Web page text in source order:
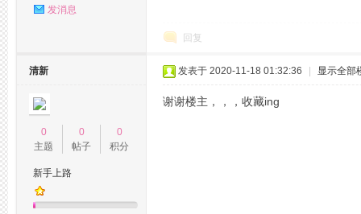
发消息
回复
清新
0
主题
0
帖子
0
积分
新手上路
发表于 2020-11-18 01:32:36 显示全部
谢谢楼主，，，收藏ing